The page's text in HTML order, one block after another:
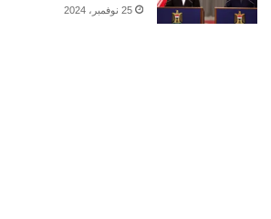
25 نوفمبر، 2024